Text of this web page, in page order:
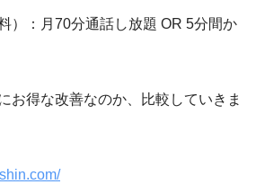
）：月70分通話し放題 OR 5分間か
お得な改善なのか、比較していきま